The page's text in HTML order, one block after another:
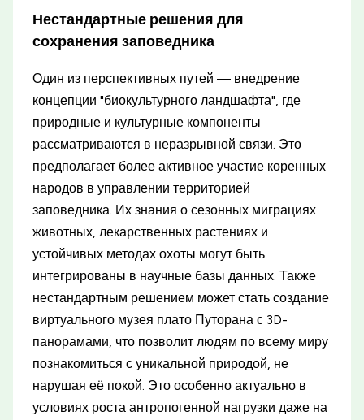
Нестандартные решения для
сохранения заповедника
Один из перспективных путей — внедрение
концепции "биокультурного ландшафта", где
природные и культурные компоненты
рассматриваются в неразрывной связи. Это
предполагает более активное участие коренных
народов в управлении территорией
заповедника. Их знания о сезонных миграциях
животных, лекарственных растениях и
устойчивых методах охоты могут быть
интегрированы в научные базы данных. Также
нестандартным решением может стать создание
виртуального музея плато Путорана с 3D-
панорамами, что позволит людям по всему миру
познакомиться с уникальной природой, не
нарушая её покой. Это особенно актуально в
условиях роста антропогенной нагрузки даже на